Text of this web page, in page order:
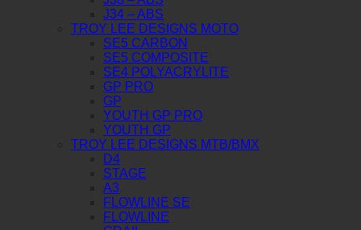
J34 – ABS
TROY LEE DESIGNS MOTO
SE5 CARBON
SE5 COMPOSITE
SE4 POLYACRYLITE
GP PRO
GP
YOUTH GP PRO
YOUTH GP
TROY LEE DESIGNS MTB/BMX
D4
STAGE
A3
FLOWLINE SE
FLOWLINE